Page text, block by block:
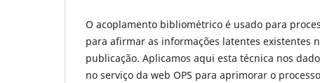
O acoplamento bibliométrico é usado para
para afirmar as informações latentes existentes
publicação. Aplicamos aqui esta técnica nos
no serviço da web OPS para aprimorar o